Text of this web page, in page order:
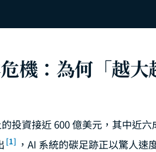
機：為何「越
投資接近 600 億美元，其中近
[1] ，AI 系統的碳足跡正以驚人